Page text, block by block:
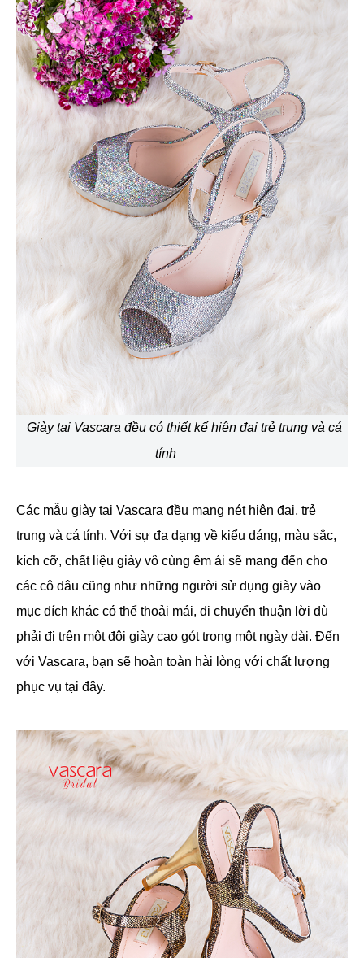
Giày tại Vascara đều có thiết kế hiện đại trẻ trung và cá
tính
Các mẫu giày tại Vascara đều mang nét hiện đại, trẻ
trung và cá tính. Với sự đa dạng về kiểu dáng, màu sắc,
kích cỡ, chất liệu giày vô cùng êm ái sẽ mang đến cho
các cô dâu cũng như những người sử dụng giày vào
mục đích khác có thể thoải mái, di chuyển thuận lời dù
phải đi trên một đôi giày cao gót trong một ngày dài. Đến
với Vascara, bạn sẽ hoàn toàn hài lòng với chất lượng
phục vụ tại đây.